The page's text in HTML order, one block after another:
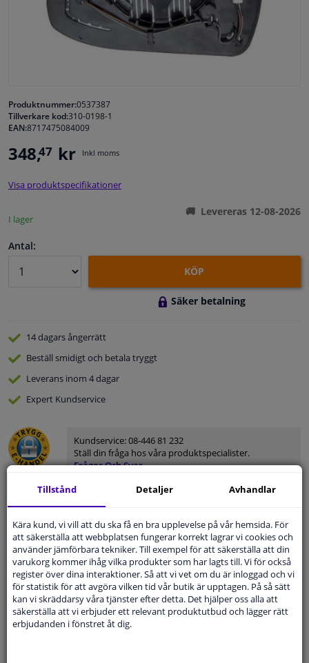
Fönster & Tillbehör
Bilvård & Tillbehör
Produktnummer:0537387
Tillverkare kod:310-0198-1
EAN:8717475084009
348,47 kr Inkl moms
Visa produktspecifikationer
I lager
Levereras 12-08-2026
Antal:
KÖP
Säker betalning
14 dagarsångerrätt
Beställ smidigt och betala tryggt
Leverans inom 4 dagar
Expert Kundservice
Kundservice:08-446 81 232
Ställ din fråga hos våra produktspecialister.
Frågor Och Svar
Modellmatchande garanti, Hitta rätt bildelar.
Fyll i ditt registreringsnummerellerVälj din bil.
SÖK
Tillstånd Detaljer Avhandlar
Kära kund, vi vill att du ska få en bra upplevelse på vår hemsida. För
att säkerställa att webbplatsen fungerar korrekt lagrar vi cookies och
använder jämförbara tekniker. Till exempel för att säkerställa att din
varukorg kommer ihåg vilka produkter som har lagts till. Vi för också
register över dina interaktioner. Så att vi vet om du är inloggad och vi
för statistik för att avgöra vilken tid vår butik är upptagen. På så sätt
kan vi skräddarsy våra tjänster efter detta. Det hjälper oss alla att
säkerställa att vi erbjuder ett relevant produktutbud och lägger rätt
erbjudanden i fönstret åt dig.